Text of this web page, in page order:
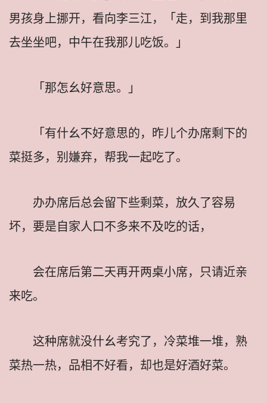
男孩身上挪开，看向李三江，「走，到我那里
去坐坐吧，中午在我那儿吃饭。」
「那怎幺好意思。」
「有什幺不好意思的，昨儿个办席剩下的
菜挺多，别嫌弃，帮我一起吃了。
办办席后总会留下些剩菜，放久了容易
坏，要是自家人口不多来不及吃的话，
会在席后第二天再开两桌小席，只请近亲
来吃。
这种席就没什幺考究了，冷菜堆一堆，熟
菜热一热，品相不好看，却也是好酒好菜。